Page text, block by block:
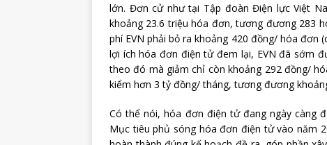
lớn. Đơn cử như tại Tập đoàn Điện lực Việt
khoảng 23.6 triệu hóa đơn, tương đương 283
phí EVN phải bỏ ra khoảng 420 đồng/ hóa
lợi ích hóa đơn điện tử đem lại, EVN đã sớm
theo đó mà giảm chỉ còn khoảng 292 đồng/
kiểm hơn 3 tỷ đồng/ tháng, tương đương
Có thể nói, hóa đơn điện tử đang ngày càng
Mục tiêu phủ sóng hóa đơn điện tử vào năm